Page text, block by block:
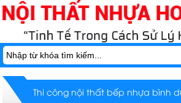
Thi công nội thất bếp nhựa bình